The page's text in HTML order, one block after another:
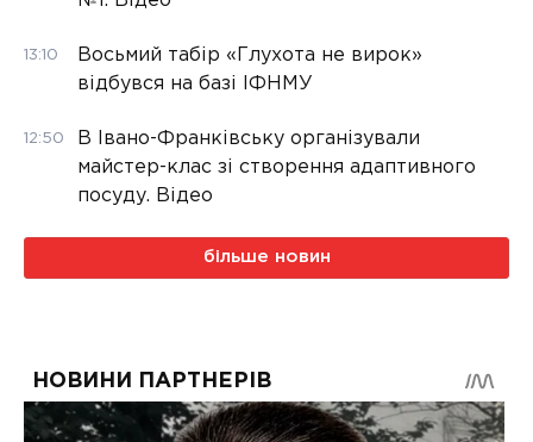
13:10
Восьмий табір «Глухота не вирок»
відбувся на базі ІФНМУ
12:50
В Івано-Франківську організували
майстер-клас зі створення адаптивного
посуду. Відео
більше новин